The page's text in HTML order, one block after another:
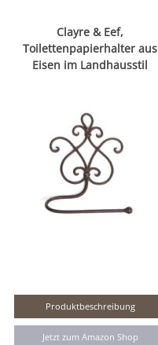
Clayre & Eef,
Toilettenpapierhalter aus
Eisen im Landhausstil
Produktbeschreibung
Jetzt zum Amazon Shop